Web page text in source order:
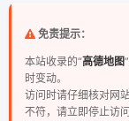
免责提示：
本站收录的“高德地图
时变动。
访问时请仔细核对网
不符，请立即停止访